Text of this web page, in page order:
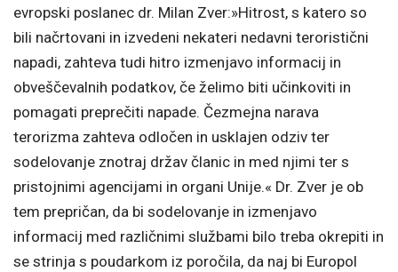
evropski poslanec dr. Milan Zver:»Hitrost, s katero so
bili načrtovani in izvedeni nekateri nedavni teroristični
napadi, zahteva tudi hitro izmenjavo informacij in
obveščevalnih podatkov, če želimo biti učinkoviti in
pomagati preprečiti napade. Čezmejna narava
terorizma zahteva odločen in usklajen odziv ter
sodelovanje znotraj držav članic in med njimi ter s
pristojnimi agencijami in organi Unije.« Dr. Zver je ob
tem prepričan, da bi sodelovanje in izmenjavo
informacij med različnimi službami bilo treba okrepiti in
se strinja s poudarkom iz poročila, da naj bi Europol